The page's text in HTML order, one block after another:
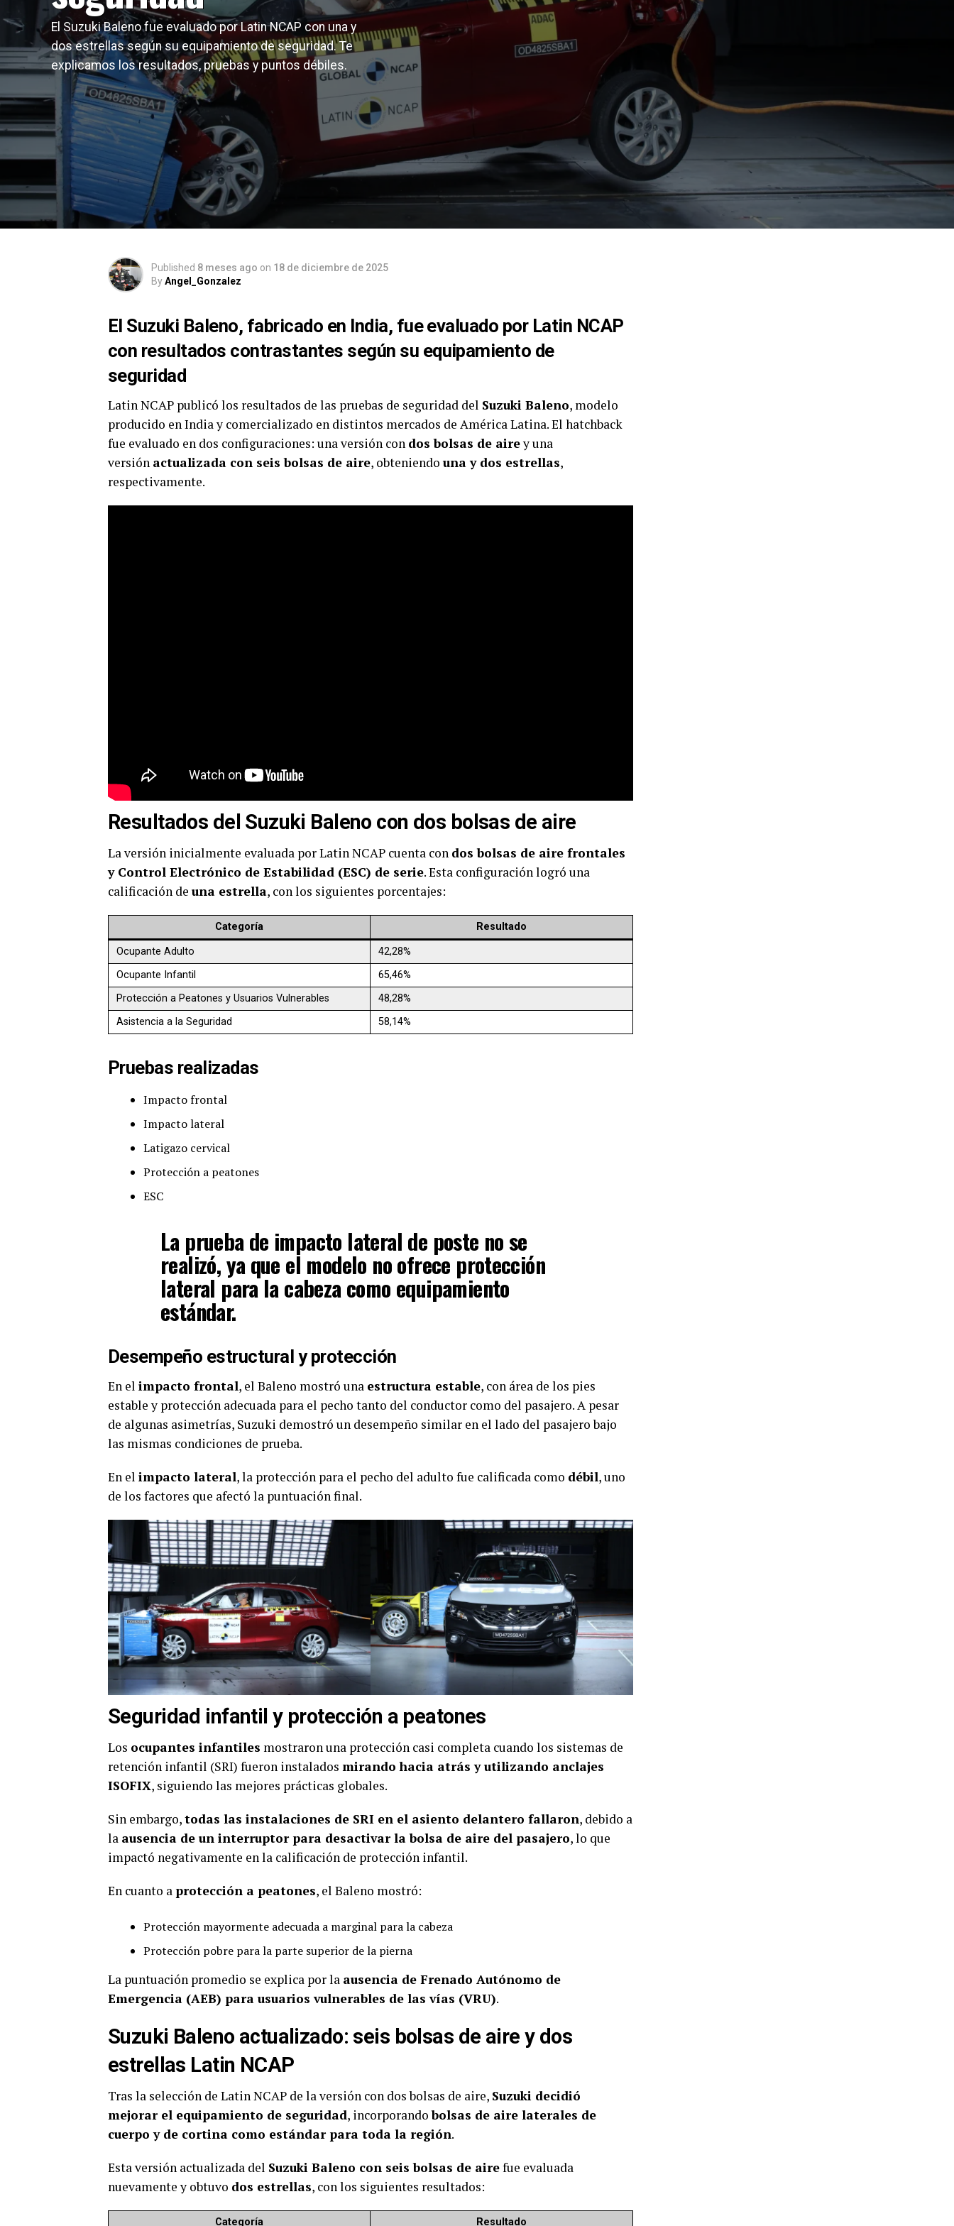
El Suzuki Baleno fue evaluado por Latin NCAP con una y
dos estrellas según su equipamiento de seguridad. Te
explicamos los resultados, pruebas y puntos débiles.
Published 8 meses ago on 18 de diciembre de 2025
ByAngel_Gonzalez
El Suzuki Baleno, fabricado en India, fue evaluado por Latin NCAP
con resultados contrastantes según su equipamiento de
seguridad
Latin NCAP publicó los resultados de las pruebas de seguridad del Suzuki Baleno, modelo
producido en India y comercializado en distintos mercados de América Latina. El hatchback
fue evaluado en dos configuraciones: una versión con dos bolsas de airey una
versión actualizada con seis bolsas de aire, obteniendo una y dos estrellas,
respectivamente.
Resultados del Suzuki Baleno con dos bolsas de aire
La versión inicialmente evaluada por Latin NCAP cuenta con dos bolsas de aire frontales
y Control Electrónico de Estabilidad (ESC) de serie. Esta configuración logró una
calificación de una estrella, con los siguientes porcentajes:
Categoría Resultado
Ocupante Adulto
42,28%
Ocupante Infantil
65,46%
Protección a Peatones y Usuarios Vulnerables
48,28%
Asistencia a la Seguridad
58,14%
Pruebas realizadas
Impacto frontal
Impacto lateral
Latigazo cervical
Protección a peatones
ESC
La prueba de impacto lateral de poste no se
realizó, ya que el modelo no ofrece protección
lateral para la cabeza como equipamiento
estándar.
Desempeño estructural y protección
En el impacto frontal, el Baleno mostró una estructura estable, con área de los pies
estable y protección adecuada para el pecho tanto del conductor como del pasajero. A pesar
de algunas asimetrías, Suzuki demostró un desempeño similar en el lado del pasajero bajo
las mismas condiciones de prueba.
En el impacto lateral, la protección para el pecho del adulto fue calificada como débil, uno
de los factores que afectó la puntuación final.
Seguridad infantil y protección a peatones
Los ocupantes infantiles mostraron una protección casi completa cuando los sistemas de
retención infantil (SRI) fueron instalados mirando hacia atrás y utilizando anclajes
ISOFIX, siguiendo las mejores prácticas globales.
Sin embargo,todas las instalaciones de SRI en el asiento delantero fallaron, debido a
la ausencia de un interruptor para desactivar la bolsa de aire del pasajero, lo que
impactó negativamente en la calificación de protección infantil.
En cuanto a protección a peatones, el Baleno mostró:
Protección mayormente adecuada a marginal para la cabeza
Protección pobre para la parte superior de la pierna
La puntuación promedio se explica por la ausencia de Frenado Autónomo de
Emergencia (AEB) para usuarios vulnerables de las vías (VRU).
Suzuki Baleno actualizado: seis bolsas de aire y dos
estrellas Latin NCAP
Tras la selección de Latin NCAP de la versión con dos bolsas de aire, Suzuki decidió
mejorar el equipamiento de seguridad, incorporandobolsas de aire laterales de
cuerpo y de cortina como estándar para toda la región.
Esta versión actualizada del Suzuki Baleno con seis bolsas de airefue evaluada
nuevamente y obtuvo dos estrellas, con los siguientes resultados:
Categoría Resultado